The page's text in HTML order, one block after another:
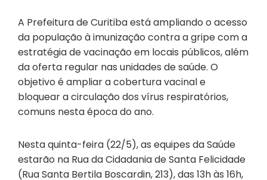
A Prefeitura de Curitiba está ampliando o acesso
da população à imunização contra a gripe com a
estratégia de vacinação em locais públicos, além
da oferta regular nas unidades de saúde. O
objetivo é ampliar a cobertura vacinal e
bloquear a circulação dos vírus respiratórios,
comuns nesta época do ano.
Nesta quinta-feira (22/5), as equipes da Saúde
estarão na Rua da Cidadania de Santa Felicidade
(Rua Santa Bertila Boscardin, 213), das 13h às 16h,